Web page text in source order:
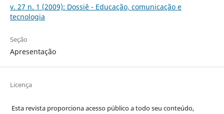
v. 27 n. 1 (2009): Dossiê - Educação, comunicação e
tecnologia
Seção
Apresentação
Licença
Esta revista proporciona acesso público a todo seu conteúdo,